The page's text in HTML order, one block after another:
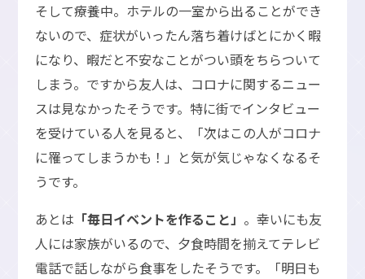
そして療養中。ホテルの一室から出ることができ
ないので、症状がいったん落ち着けばとにかく暇
になり、暇だと不安なことがつい頭をちらついて
しまう。ですから友人は、コロナに関するニュー
スは見なかったそうです。特に街でインタビュー
を受けている人を見ると、「次はこの人がコロナ
に罹ってしまうかも！」と気が気じゃなくなるそ
うです。
あとは 「毎日イベントを作ること」 。幸いにも友
人には家族がいるので、夕食時間を揃えてテレビ
電話で話しながら食事をしたそうです。「明日も